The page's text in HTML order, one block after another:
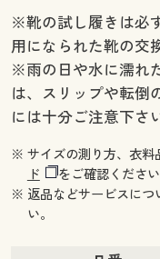
※靴の試し履きは必
用になられた靴の交
※雨の日や水に濡れ
は、スリップや転倒
には十分ご注意下さ
※ サイズの測り方、衣料
ド
をご確認ください
※ 返品などサービスにつ
い。